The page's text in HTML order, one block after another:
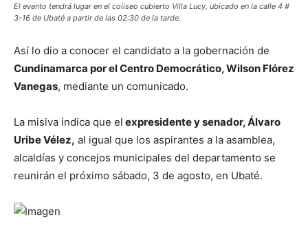
El evento tendrá lugar en el coliseo cubierto Villa Lucy, ubicado en la calle 4 #
3-16 de Ubaté a partir de las 02:30 de la tarde.
Así lo dio a conocer el candidato a la gobernación de
Cundinamarca por el Centro Democrático, Wilson Flórez
Vanegas, mediante un comunicado.
La misiva indica que el expresidente y senador, Álvaro
Uribe Vélez, al igual que los aspirantes a la asamblea,
alcaldías y concejos municipales del departamento se
reunirán el próximo sábado, 3 de agosto, en Ubaté.